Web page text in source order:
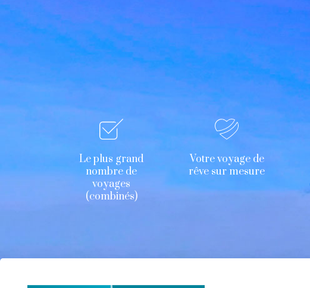
Le plus grand
nombre de
voyages
(combinés)
Votre voyage de
rêve sur mesure